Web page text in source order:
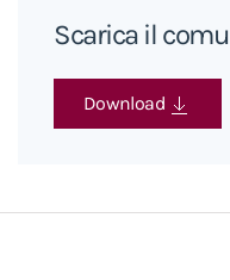
Scarica il
Download